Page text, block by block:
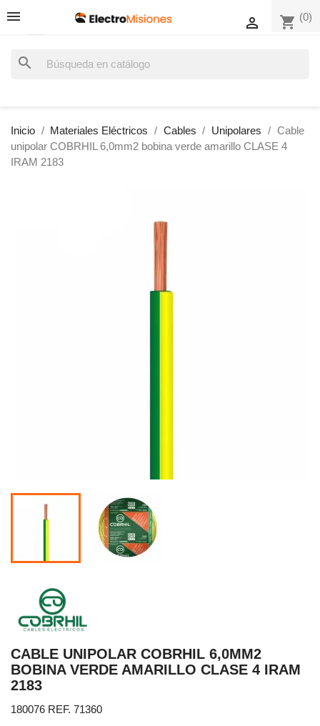
shopping_cart (0)

search
Inicio Materiales Eléctricos Cables Unipolares
Cable
unipolar COBRHIL 6,0mm2 bobina verde amarillo CLASE 4
IRAM 2183
CABLE UNIPOLAR COBRHIL 6,0MM2
BOBINA VERDE AMARILLO CLASE 4 IRAM
2183
180076 REF. 71360